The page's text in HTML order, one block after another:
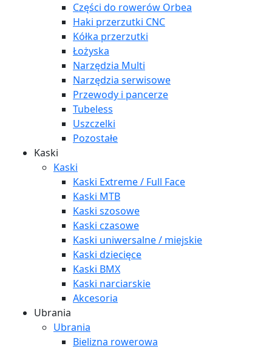
Części do rowerów Orbea
Haki przerzutki CNC
Kółka przerzutki
Łożyska
Narzędzia Multi
Narzędzia serwisowe
Przewody i pancerze
Tubeless
Uszczelki
Pozostałe
Kaski
Kaski
Kaski Extreme / Full Face
Kaski MTB
Kaski szosowe
Kaski czasowe
Kaski uniwersalne / miejskie
Kaski dziecięce
Kaski BMX
Kaski narciarskie
Akcesoria
Ubrania
Ubrania
Bielizna rowerowa